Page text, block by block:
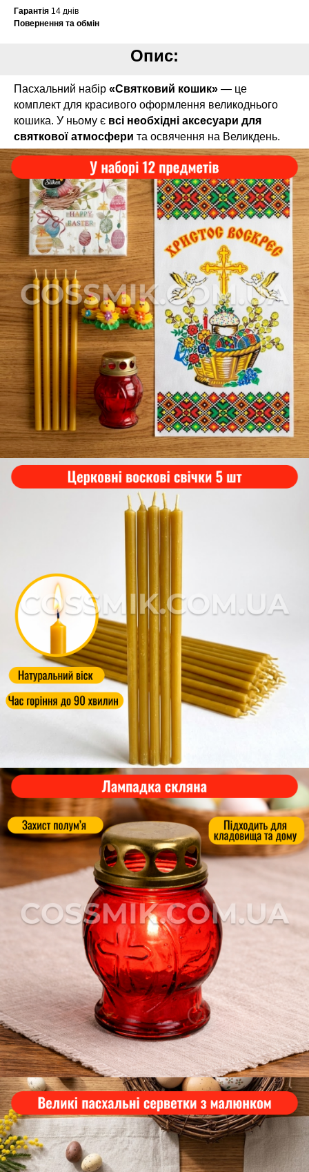
Гарантія 14 днів
Повернення та обмін
Опис:
Пасхальний набір «Святковий кошик» — це
комплект для красивого оформлення великоднього
кошика. У ньому є всі необхідні аксесуари для
святкової атмосфери та освячення на Великдень.